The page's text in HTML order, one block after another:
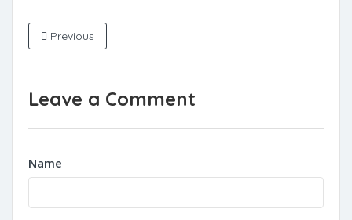
Previous
Leave a Comment
Name